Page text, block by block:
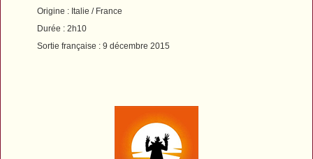
Origine : Italie / France
Durée : 2h10
Sortie française : 9 décembre 2015